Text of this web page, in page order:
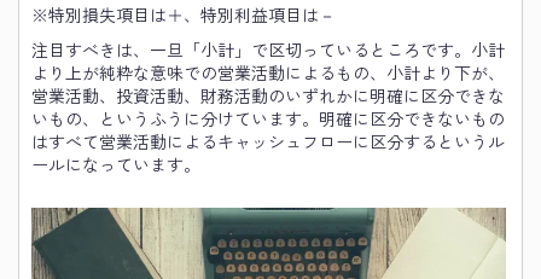
※特別損失項目は＋、特別利益項目は－
注目すべきは、一旦「小計」で区切っているところです。小計
より上が純粋な意味での営業活動によるもの、小計より下が、
営業活動、投資活動、財務活動のいずれかに明確に区分できな
いもの、というふうに分けています。明確に区分できないもの
はすべて営業活動によるキャッシュフローに区分するというル
ールになっています。